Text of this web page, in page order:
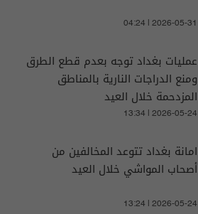
04:24 | 2026-05-31
عمليات بغداد توجه بعدم قطع الطرق
ومنع الدراجات النارية بالمناطق
المزدحمة خلال العيد
13:34 | 2026-05-24
امانة بغداد تتوعد المخالفين من
أصحاب المواشي خلال العيد
13:24 | 2026-05-24